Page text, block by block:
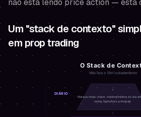
não está lendo price action — está
Um "stack de contexto"
em prop trading